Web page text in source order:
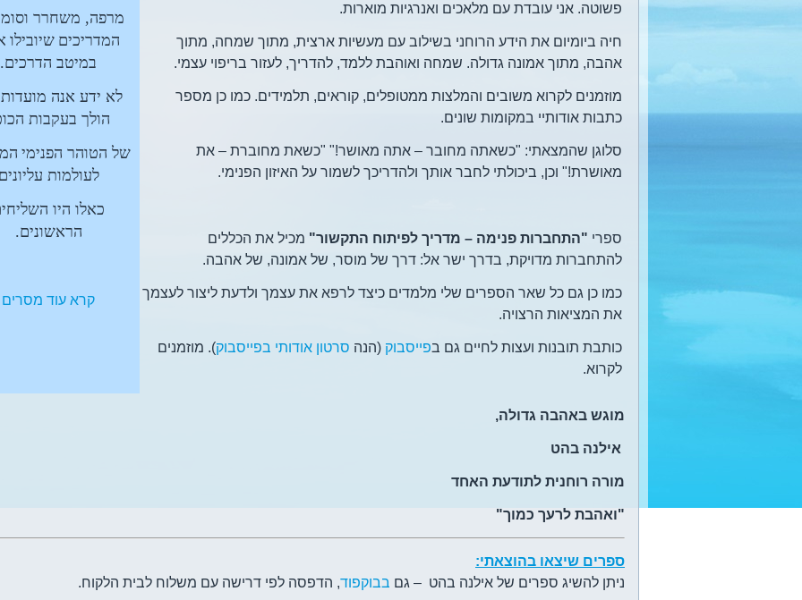
פשוטה. אני עובדת עם מלאכים ואנרגיות מוארות.
חיה ביומיום את הידע הרוחני בשילוב עם מעשיות ארצית, מתוך שמחה, מתוך
אהבה, מתוך אמונה גדולה. שמחה ואוהבת ללמד, להדריך, לעזור בריפוי עצמי.
מוזמנים לקרוא משובים והמלצות ממטופלים, קוראים, תלמידים. כמו כן מספר
כתבות אודותיי במקומות שונים.
סלוגן שהמצאתי: "כשאתה מחובר – אתה מאושר!" "כשאת מחוברת – את
מאושרת!" וכן, ביכולתי לחבר אותך ולהדריכך לשמור על האיזון הפנימי.
ספרי "התחברות פנימה – מדריך לפיתוח התקשור" מכיל את הכללים
להתחברות מדויקת, בדרך ישר אל: דרך של מוסר, של אמונה, של אהבה.
כמו כן גם כל שאר הספרים שלי מלמדים כיצד לרפא את עצמך ולדעת ליצור לעצמך
את המציאות הרצויה.
כותבת תובנות ועצות לחיים גם בפייסבוק (הנה סרטון אודותי בפייסבוק). מוזמנים
לקרוא.
מרפה, משחרר
המדריכים שיובילו
במיטב הדרכים.
לא ידע אנה מועדות
הולך בעקבות
של הטוהר הפנימי
לעולמות עליונים
כאלו היו
הראשונים.
קרא עוד מסרים
מוגש באהבה גדולה,
אילנה בהט
מורה רוחנית לתודעת האחד
"ואהבת לרעך כמוך"
ספרים שיצאו בהוצאתי:
ניתן להשיג ספרים של אילנה בהט – גם בבוקפוד, הדפסה לפי דרישה עם משלוח לבית הלקוח.